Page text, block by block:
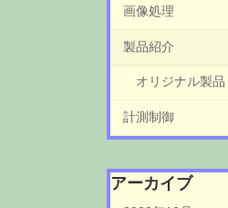
画像処理
製品紹介
オリジナル製品
計測制御
アーカイブ